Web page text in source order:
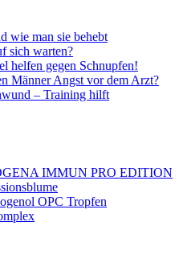
wie man sie behebt
sich warten?
helfen gegen Schnupfen!
Männer Angst vor dem Arzt?
– Training hilft
IMMUN PRO EDITION
OPC Tropfen